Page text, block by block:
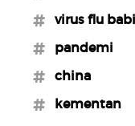
#virus flu
#pandemi
#china
#kementan